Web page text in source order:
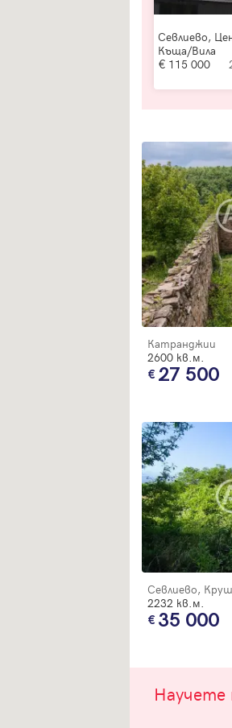
Севлиево,
Къща/Вила
115 000
Катранджии
2600 кв.м.
27 500
Севлиево,
2232 кв.м.
35 000
Научете